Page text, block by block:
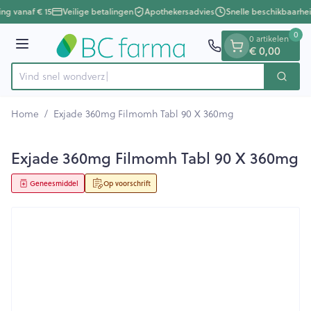
Ga naar de inhoud
1 van 1
vanaf € 15 Veilige betalingen Apothekersadvies Snelle
Menu
Product, merk, categorie...
Vind snel Zoek
0 artikelen
€ 0,00
0
Home / Exjade 360mg Filmomh Tabl 90 X 360mg
Exjade 360mg Filmomh Tabl 90 X 360mg
Op voorschrift
Geneesmiddel